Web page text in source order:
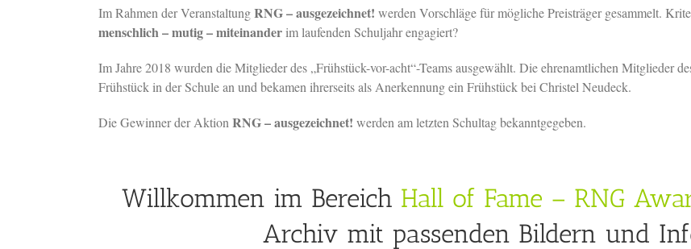
Im Rahmen der VeranstaltungRNG – ausgezeichnet! werden Vorschläge für mögliche Preisträger gesammelt.
menschlich – mutig – miteinanderim laufenden Schuljahr engagiert?
Im Jahre 2018 wurden die Mitglieder des „Frühstück-vor-acht“-Teams ausgewählt. Die ehrenamtlichen Mitglieder
Frühstück in der Schule an und bekamen ihrerseits als Anerkennung ein Frühstück bei Christel Neudeck.
Die Gewinner der AktionRNG – ausgezeichnet! werden am letzten Schultag bekanntgegeben.
Willkommen im Bereich Hall of Fame – RNG
Archiv mit passenden Bildern und